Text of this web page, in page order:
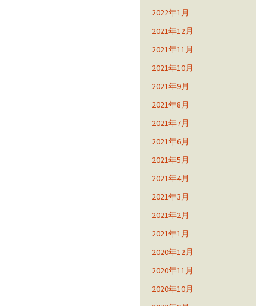
2022年1月
2021年12月
2021年11月
2021年10月
2021年9月
2021年8月
2021年7月
2021年6月
2021年5月
2021年4月
2021年3月
2021年2月
2021年1月
2020年12月
2020年11月
2020年10月